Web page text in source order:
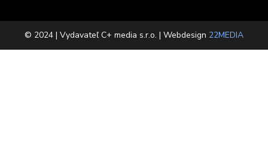
© 2024 | Vydavateľ C+ media s.r.o. | Webdesign 22MEDIA